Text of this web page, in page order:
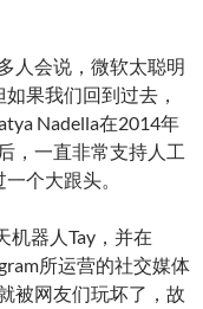
人会说，微软太聪明
果我们回到过去，
Nadella在2014年
，一直非常支持人工
个大跟头。
机器人Tay，并在
所运营的社交媒体
被网友们玩坏了，故